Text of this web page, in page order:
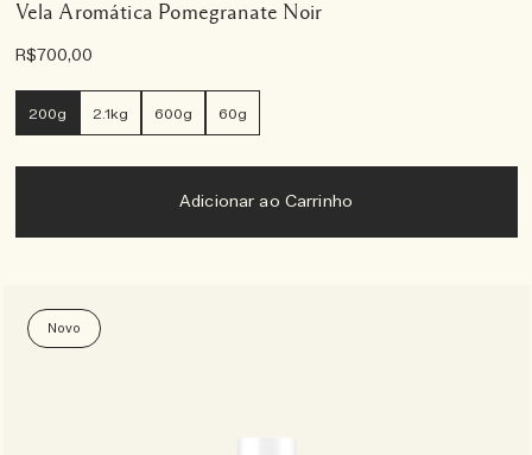
Vela Aromática Pomegranate Noir
R$700,00
200g 2.1kg 600g 60g
Adicionar ao Carrinho
Novo